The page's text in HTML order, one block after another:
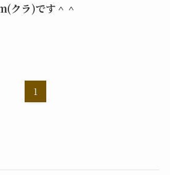
クラ)です＾＾
1